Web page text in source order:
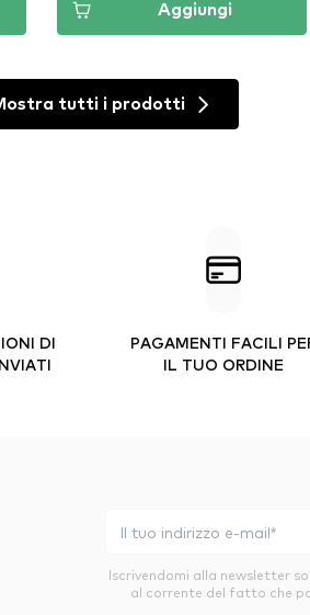
Aggiungi
tutti i prodotti
DI
PAGAMENTI FACILI
IL TUO ORDINE
Iscrivendomi alla newsletter
al corrente del fatto che